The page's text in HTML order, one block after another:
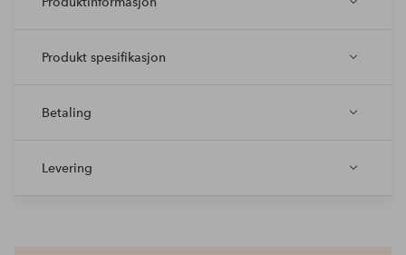
Produkt spesifikasjon
Betaling
Levering